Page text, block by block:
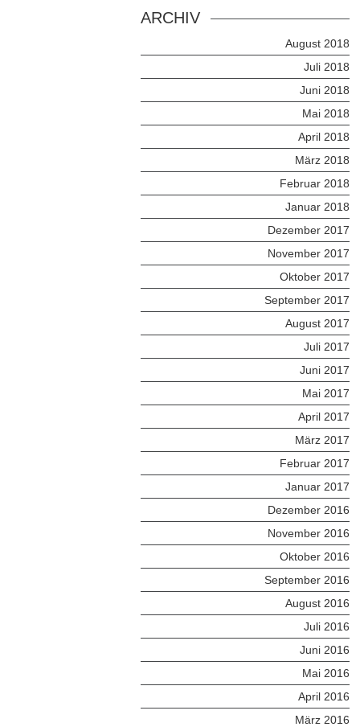
ARCHIV
August 2018
Juli 2018
Juni 2018
Mai 2018
April 2018
März 2018
Februar 2018
Januar 2018
Dezember 2017
November 2017
Oktober 2017
September 2017
August 2017
Juli 2017
Juni 2017
Mai 2017
April 2017
März 2017
Februar 2017
Januar 2017
Dezember 2016
November 2016
Oktober 2016
September 2016
August 2016
Juli 2016
Juni 2016
Mai 2016
April 2016
März 2016